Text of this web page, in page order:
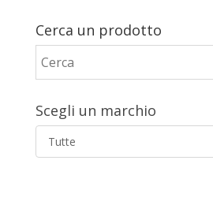
Cerca un prodotto
Scegli un marchio
Tutte